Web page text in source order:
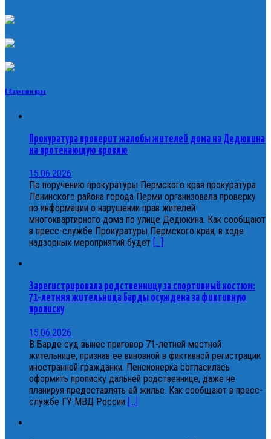
В Пермском крае
Прокуратура проверит жалобы жителей дома на Дедюкина
на протекающую кровлю
15.06.2026
По поручению прокуратуры Пермского края прокуратура
Ленинского района города Перми организовала проверку
по информации о нарушении прав жителей
многоквартирного дома по улице Дедюкина. Как сообщают
в пресс-службе Прокуратуры Пермского края, в ходе
надзорных мероприятий будет [...]
Зарегистрировала родственницу за спортивный костюм:
71-летняя жительница Барды осуждена за фиктивную
прописку
15.06.2026
В Барде суд вынес приговор 71-летней местной
жительнице, признав ее виновной в фиктивной регистрации
иностранной гражданки. Пенсионерка согласилась
оформить прописку дальней родственнице, даже не
планируя предоставлять ей жилье. Как сообщают в пресс-
службе ГУ МВД России [...]